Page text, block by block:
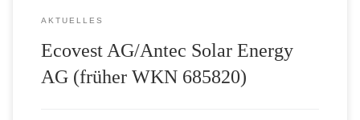
AKTUELLES
Ecovest AG/Antec Solar Energy
AG (früher WKN 685820)